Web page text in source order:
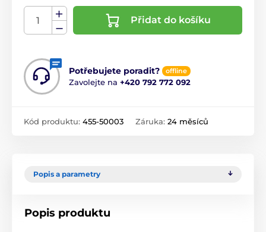
Přidat do košíku
Potřebujete poradit? offline
Zavolejte na +420 792 772 092
Kód produktu: 455-50003 Záruka: 24 měsíců
Popis a parametry
Popis produktu